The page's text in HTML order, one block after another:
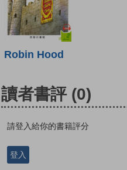
Robin Hood
讀者書評 (0)
請登入給你的書籍評分
登入